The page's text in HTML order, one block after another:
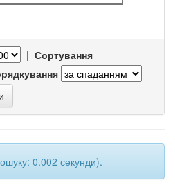
| Сортування
0.002 секунди).